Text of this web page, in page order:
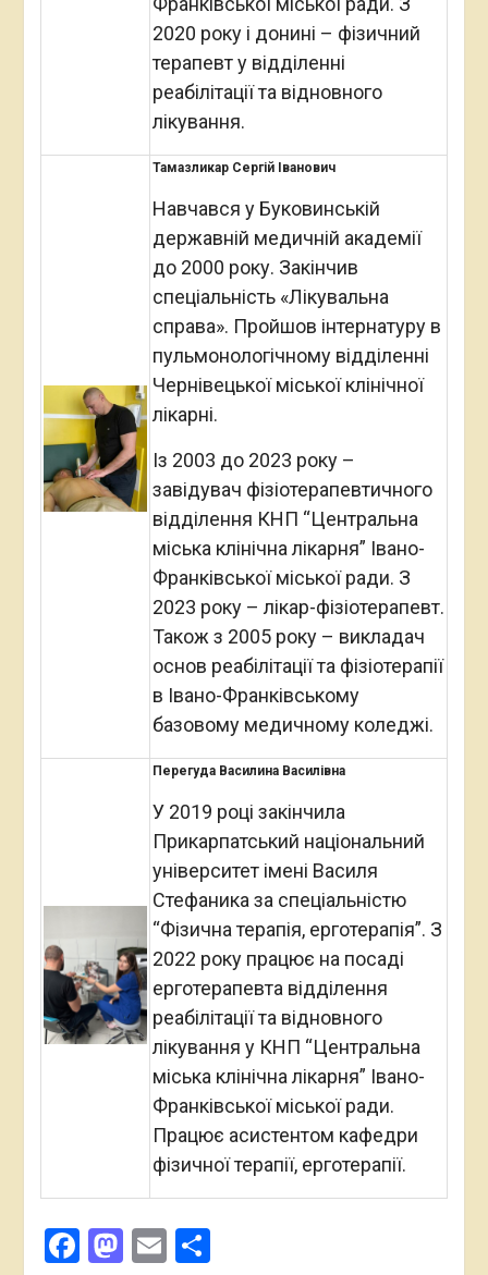
2020 року і донині – фізичний
терапевт у відділенні
реабілітації та відновного
лікування.
Тамазликар Сергій Іванович
Навчався у Буковинській
державній медичній академії
до 2000 року. Закінчив
спеціальність «Лікувальна
справа». Пройшов інтернатуру в
пульмонологічному відділенні
Чернівецької міської клінічної
лікарні.
Із 2003 до 2023 року –
завідувач фізіотерапевтичного
відділення КНП “Центральна
міська клінічна лікарня” Івано-
Франківської міської ради. З
2023 року – лікар-фізіотерапевт.
Також з 2005 року – викладач
основ реабілітації та фізіотерапії
в Івано-Франківському
базовому медичному коледжі.
Перегуда Василина Василівна
У 2019 році закінчила
Прикарпатський національний
університет імені Василя
Стефаника за спеціальністю
“Фізична терапія, ерготерапія”. З
2022 року працює на посаді
ерготерапевта відділення
реабілітації та відновного
лікування у КНП “Центральна
міська клінічна лікарня” Івано-
Франківської міської ради.
Працює асистентом кафедри
фізичної терапії, ерготерапії.
Facebook
Mastodon
EmailПоділитися